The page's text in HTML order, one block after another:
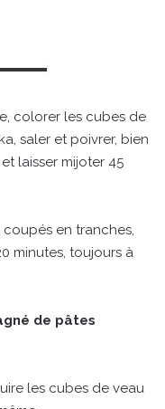
colorer les cubes de
saler et poivrer, bien
laisser mijoter 45
en tranches,
minutes, toujours à
de pâtes
les cubes de veau